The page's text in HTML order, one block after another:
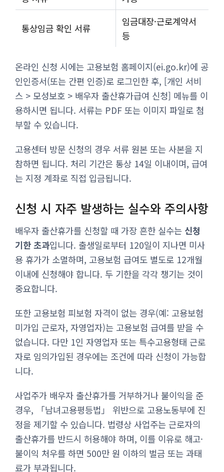
통상임금 확인 서류
임금대장·근로계약서
등
온라인 신청 시에는 고용보험 홈페이지(ei.go.kr)에 공
인인증서(또는 간편 인증)로 로그인한 후, [개인 서비
스 > 모성보호 > 배우자 출산휴가급여 신청] 메뉴를 이
용하시면 됩니다. 서류는 PDF 또는 이미지 파일로 첨
부할 수 있습니다.
고용센터 방문 신청의 경우 서류 원본 또는 사본을 지
참하면 됩니다. 처리 기간은 통상 14일 이내이며, 급여
는 지정 계좌로 직접 입금됩니다.
신청 시 자주 발생하는 실수와 주의사항
배우자 출산휴가를 신청할 때 가장 흔한 실수는 신청
기한 초과입니다. 출생일로부터 120일이 지나면 미사
용 휴가가 소멸하며, 고용보험 급여도 별도로 12개월
이내에 신청해야 합니다. 두 기한을 각각 챙기는 것이
중요합니다.
또한 고용보험 피보험 자격이 없는 경우(예: 고용보험
미가입 근로자, 자영업자)는 고용보험 급여를 받을 수
없습니다. 다만 1인 자영업자 또는 특수고용형태 근로
자로 임의가입된 경우에는 조건에 따라 신청이 가능합
니다.
사업주가 배우자 출산휴가를 거부하거나 불이익을 준
경우, 「남녀고용평등법」 위반으로 고용노동부에 진
정을 제기할 수 있습니다. 법령상 사업주는 근로자의
출산휴가를 반드시 허용해야 하며, 이를 이유로 해고·
불이익 처우를 하면 500만 원 이하의 벌금 또는 과태
료가 부과됩니다.